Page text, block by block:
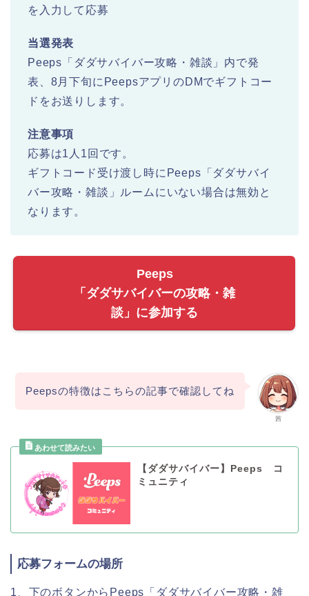
を入力して応募
当選発表
Peeps「ダダサバイバー攻略・雑談」内で発
表、8月下旬にPeepsアプリのDMでギフトコー
ドをお送りします。
注意事項
応募は1人1回です。
ギフトコード受け渡し時にPeeps「ダダサバイ
バー攻略・雑談」ルームにいない場合は無効と
なります。
Peeps
「ダダサバイバーの攻略・雑
談」に参加する
茜
Peepsの特徴はこちらの記事で確認してね
【ダダサバイバー】Peeps コ
ミュニティ
応募フォームの場所
1、下のボタンからPeeps「ダダサバイバー攻略・雑